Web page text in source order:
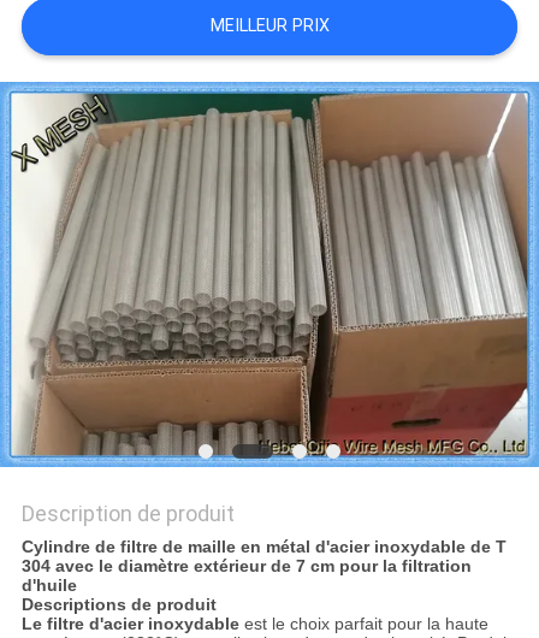
CITATION
PLAN
DU
SITE
PRIVACY
POLICY
MEILLEUR PRIX
Description de produit
Cylindre de filtre de maille en métal d'acier inoxydable de T
304 avec le diamètre extérieur de 7 cm pour la filtration
d'huile
Descriptions de produit
Le filtre d'acier inoxydableest le choix parfait pour la haute